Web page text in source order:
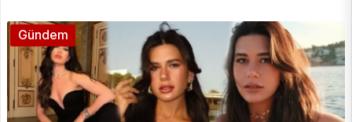
Gündem